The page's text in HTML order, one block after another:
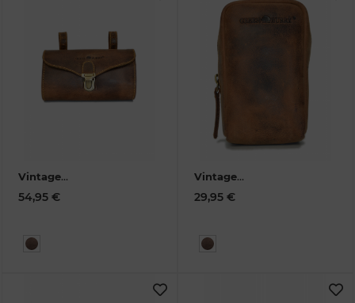
Vintage
Fahrradtasche
medium Leder
54,95 €
Vintage
Fahrradtasche S
Leder
29,95 €